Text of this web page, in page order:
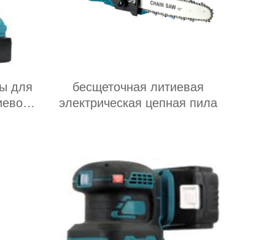
для
бесщеточная литиевая
электрическая цепная пила